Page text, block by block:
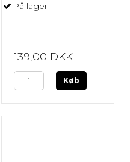
På lager
139,00 DKK
Køb